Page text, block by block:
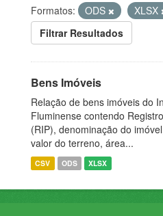
Formatos:
ODS
XLSX
Filtrar Resultados
Bens Imóveis
Relação de bens imóveis do
Fluminense contendo
(RIP), denominação do
valor do terreno, área...
CSV ODS XLSX